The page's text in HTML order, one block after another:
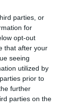
parties, or
for
opt-out
that after your
seeing
utilized by
prior to
further
parties on the
su
inversión
2022